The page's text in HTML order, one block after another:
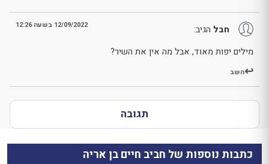
חבל הגיב: 12/09/2022 בשעה 12:26
מילים יפות מאוד, אבל מה אין את השיר?
השב
תגובה
כתבות נוספות של חביב חיים בן אריה